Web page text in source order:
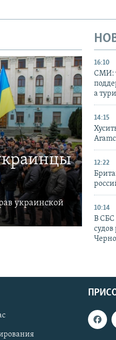
украинской
16:10
СМИ:
а
14:15
12:22
10:14
В СБС
судов